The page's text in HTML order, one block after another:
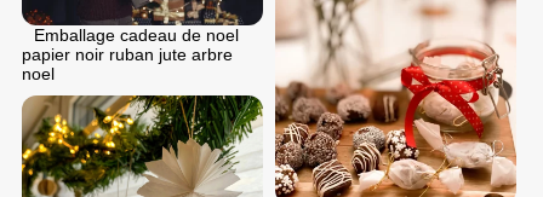
Emballage cadeau de noel
papier noir ruban jute arbre
noel